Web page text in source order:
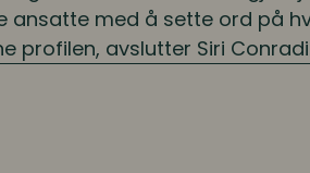
ansatte med å sette ord på
profilen, avslutter Siri